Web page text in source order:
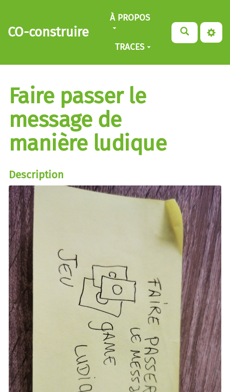
Aller au contenu principal
CO-construire
À PROPOS
TRACES
Faire passer le
message de
manière ludique
Description